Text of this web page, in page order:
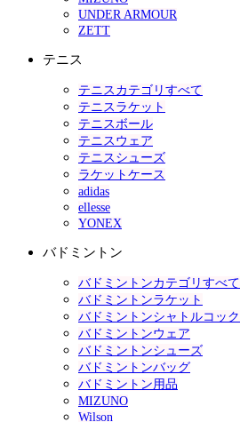
UNDER ARMOUR
ZETT
テニス
テニスカテゴリすべて
テニスラケット
テニスボール
テニスウェア
テニスシューズ
ラケットケース
adidas
ellesse
YONEX
バドミントン
バドミントンカテゴリすべて
バドミントンラケット
バドミントンシャトルコック
バドミントンウェア
バドミントンシューズ
バドミントンバッグ
バドミントン用品
MIZUNO
Wilson